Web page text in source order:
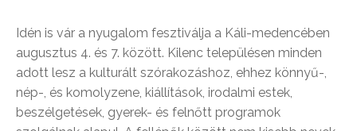
Idén is vár a nyugalom fesztiválja a Káli-medencében
augusztus 4. és 7. között. Kilenc településen minden
adott lesz a kulturált szórakozáshoz, ehhez könnyű-,
nép-, és komolyzene, kiállítások, irodalmi estek,
beszélgetések, gyerek- és felnőtt programok